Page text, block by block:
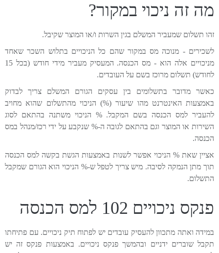
מה זה ניכוי במקור?
זהו תשלום שמעביר המשלם בגין השרות ו/או המוצר שקיבל.
לשכירים - מנוכה מס במקור שהם כל הניכויים בתלוש השכר שאחד
מניכויים אלה הוא - מס הכנסה. המעסיק מעביר מידי חודש (בכל 15
לחודש) תשלום מרוכז בשם על העובדים.
כאשר מדובר בתשלומים בין עסקים הגורם המשלם צריך לבדוק
באמצעות האינטרנט מהו שיעור (%) הניכוי מהתשלום שהוא מחויב
להעביר למס הכנסה בשם המקבל. % הניכוי משתנה בהתאם לסוג
השירות או המוצר וגם בהתאם לגובה ה-% שנקבע על ידי רכז/מנהל במס
הכנסה.
אציין שאת % הניכוי אפשר לשנות באמצעות הגשת בקשה למס הכנסה
תוך מתן הנמקה לסיבה. מיש צריך לטפל ש-% הניכוי הוא הגורם שמקבל
התשלום.
פנקס ניכויים 102 למס הכנסה
במידה ואתה מתכוון להעסיק עובדים יש לפתוח תיק ניכויים. עם פתיחתו
תקבל שוברים ידניים ובהמשך פנקס ניכויים. באמצעות פנקס זה יש